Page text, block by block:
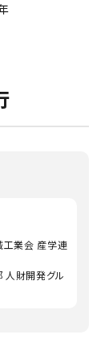
工業会 産学連
人財開発グル